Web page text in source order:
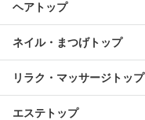
ヘアトップ
ネイル・まつげトップ
リラク・マッサージトップ
エステトップ